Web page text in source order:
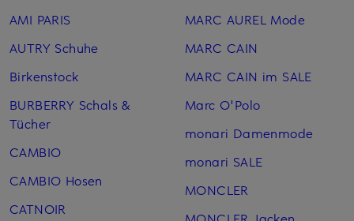
AMI PARIS
AUTRY Schuhe
Birkenstock
BURBERRY Schals &
Tücher
CAMBIO
CAMBIO Hosen
CATNOIR
MARC AUREL Mode
MARC CAIN
MARC CAIN im SALE
Marc O'Polo
monari Damenmode
monari SALE
MONCLER